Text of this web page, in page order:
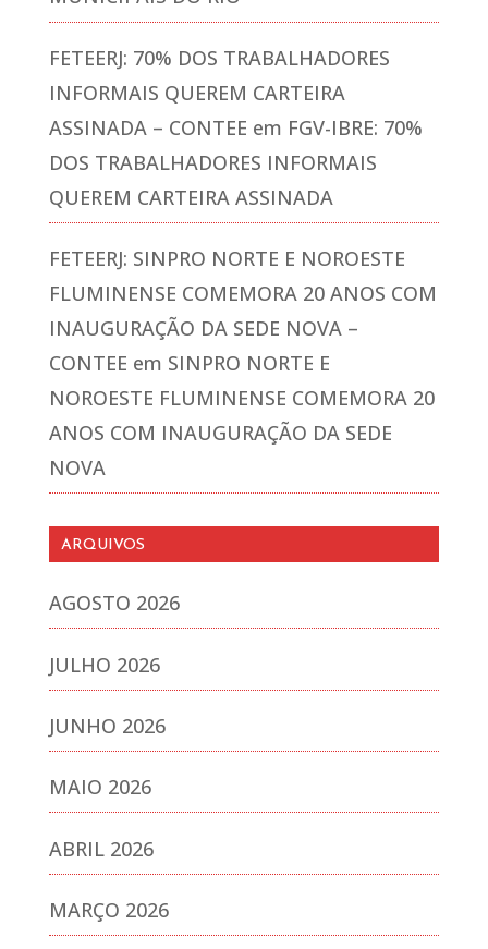
FETEERJ: 70% DOS TRABALHADORES
INFORMAIS QUEREM CARTEIRA
ASSINADA – CONTEE em FGV-IBRE: 70%
DOS TRABALHADORES INFORMAIS
QUEREM CARTEIRA ASSINADA
FETEERJ: SINPRO NORTE E NOROESTE
FLUMINENSE COMEMORA 20 ANOS COM
INAUGURAÇÃO DA SEDE NOVA –
CONTEE em SINPRO NORTE E
NOROESTE FLUMINENSE COMEMORA 20
ANOS COM INAUGURAÇÃO DA SEDE
NOVA
ARQUIVOS
AGOSTO 2026
JULHO 2026
JUNHO 2026
MAIO 2026
ABRIL 2026
MARÇO 2026